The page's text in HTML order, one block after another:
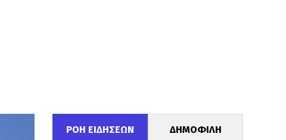
ΡΟΗ ΕΙΔΗΣΕΩΝ ΔΗΜΟΦΙΛΗ